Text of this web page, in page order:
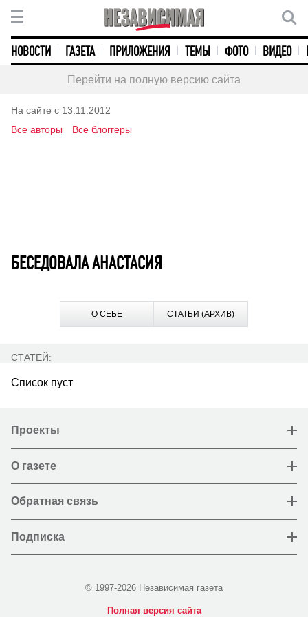
НОВОСТИ ГАЗЕТА ПРИЛОЖЕНИЯ ТЕМЫ ФОТО ВИДЕО
Перейти на полную версию сайта
На сайте с 13.11.2012
Все авторы
Все блоггеры
БЕСЕДОВАЛА АНАСТАСИЯ
О СЕБЕ СТАТЬИ (АРХИВ)
СТАТЕЙ:
Список пуст
Проекты
О газете
Обратная связь
Подписка
© 1997-2026 Независимая газета
Полная версия сайта